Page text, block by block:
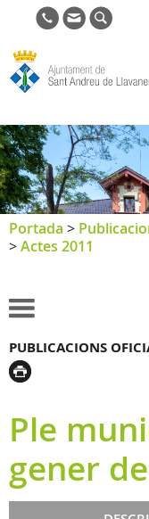
de Sant
Andreu
Portada >
>Actes 2011
PUBLICACIONS
Ple
gener